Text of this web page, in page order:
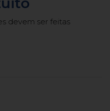
devem ser feitas